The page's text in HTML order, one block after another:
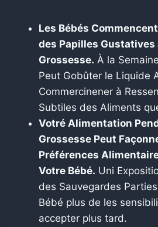
Les Bébés
des Papilles Gustatives
Grossesse. À la
Peut Gobûter le Liquide
Commercinener à
Subtiles des Aliments
Votré Alimentation
Grossesse Peut
Préférences
Votre Bébé. Uni
des Sauvegardes
Bébé plus de les
accepter plus tard.